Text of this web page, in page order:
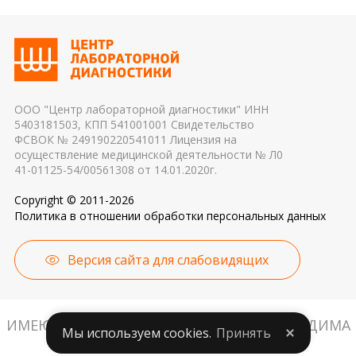
применяемые реагенты также могут стать
причиной погрешности в результатах
ООО "Центр лабораторной диагностики" ИНН
5403181503, КПП 541001001 Свидетельство
ФСВОК № 249190220541011 Лицензия на
осуществление медицинской деятельности № Л0
41-01125-54/00561308 от 14.01.2020г.
Copyright © 2011-2026
Политика в отношении обработки персональных данных
Версия сайта для слабовидящих
ИМЕЮТСЯ ПРОТИВОПОКАЗАНИЯ. НЕОБХОДИМА
КОНСУЛЬТАЦИЯ СПЕЦИАЛИСТА.
Мы используем cookies. Принять